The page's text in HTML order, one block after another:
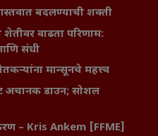
बदलण्याची शक्ती
शेतीवर वाढता परिणाम:
संधी
मान्सूनचे महत्त्व
अचानक डाउन; सोशल
– Kris Ankem [FFME]